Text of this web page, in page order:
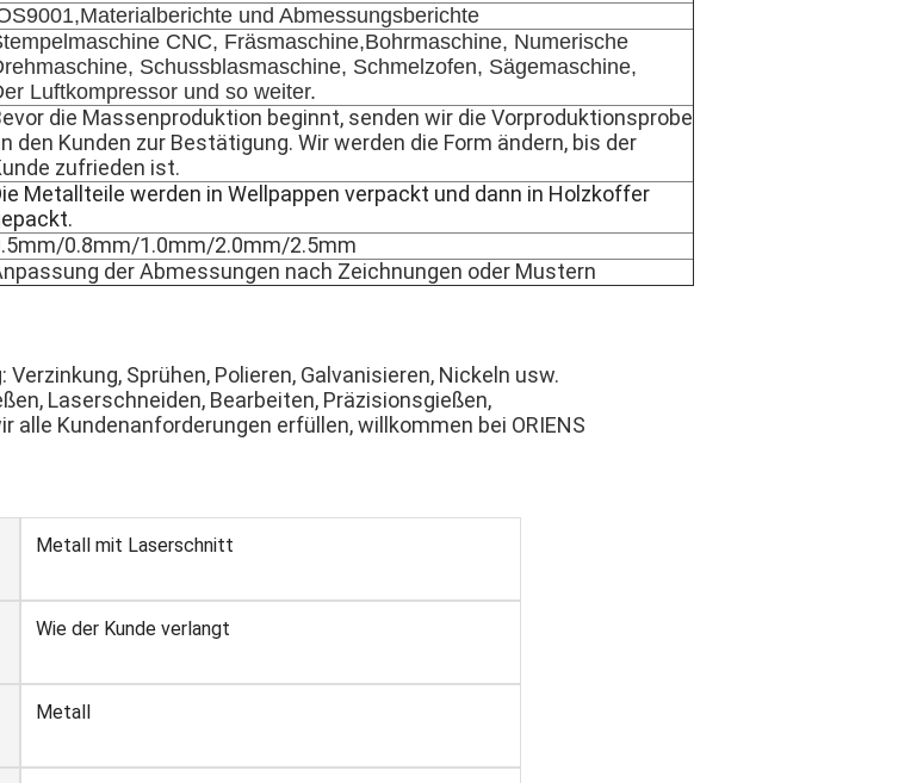
und Abmessungsberichte
CNC, Fräsmaschine,Bohrmaschine, Numerische
Schussblasmaschine, Schmelzofen, Sägemaschine,
Luftkompressor und so weiter.
die Massenproduktion beginnt, senden wir die Vorproduktionsprobe
den Kunden zur Bestätigung. Wir werden die Form ändern, bis der
zufrieden ist.
Metallteile werden in Wellpappen verpackt und dann in Holzkoffer
0.8mm/1.0mm/2.0mm/2.5mm
der Abmessungen nach Zeichnungen oder Mustern
Sprühen, Polieren, Galvanisieren, Nickeln usw.
Laserschneiden, Bearbeiten, Präzisionsgießen,
alle Kundenanforderungen erfüllen, willkommen bei ORIENS
Metall mit Laserschnitt
Wie der Kunde verlangt
Metall